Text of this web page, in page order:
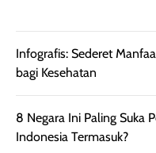
Infografis: Sederet
bagi Kesehatan
8 Negara Ini Paling Suka
Indonesia Termasuk?